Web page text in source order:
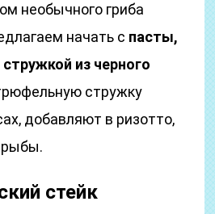
необычного гриба
начать с пасты,
из черного
стружку
добавляют в ризотто,
рыбы.
стейк